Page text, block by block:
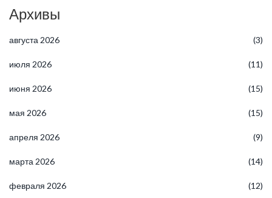
Архивы
августа 2026 (3)
июля 2026 (11)
июня 2026 (15)
мая 2026 (15)
апреля 2026 (9)
марта 2026 (14)
февраля 2026 (12)